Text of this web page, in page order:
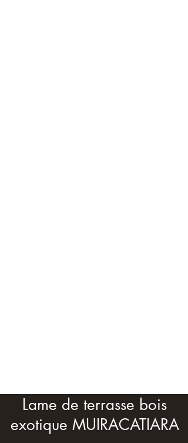
Lame de terrasse bois
exotique MUIRACATIARA